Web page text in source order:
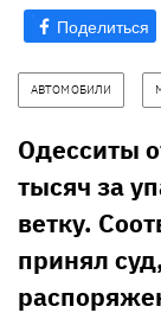
Поделиться
АВТОМОБИЛИ
Одесситы
тысяч за
ветку.
принял